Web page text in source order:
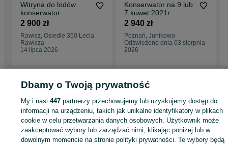
Witryna do lodów
konserwator
kuweciarka
2 900 zł
Rawicz, Osiedle 350 Lecia
Rawicza
14 lipca 2026
Konserwator na 9 lub
7 kuwet 2021r.
kuweciarka na lody
zamrażarka witryna
DOSTAWA do lodów
gałkowych
2 940 zł
Poznań, Junikowo
Odświeżono dnia 03 sierpnia
2026
Strona główna Firma i Przemysł Sklepy i magazyny
chłodnicze - Poznań
Lady i witryny chłodnicze - Junikowo
KATEGORIA
Dbamy o Twoją prywatność
My i nasi447 partnerzy przechowujemy lub uzyskujemy dostęp do
informacji na urządzeniu, takich jak unikalne identyfikatory w plikach
cookie w celu przetwarzania danych osobowych. Użytkownik może
zaakceptować wybory lub zarządzać nimi, klikając poniżej lub w
dowolnym momencie na stronie polityki prywatności. Te wybory będą